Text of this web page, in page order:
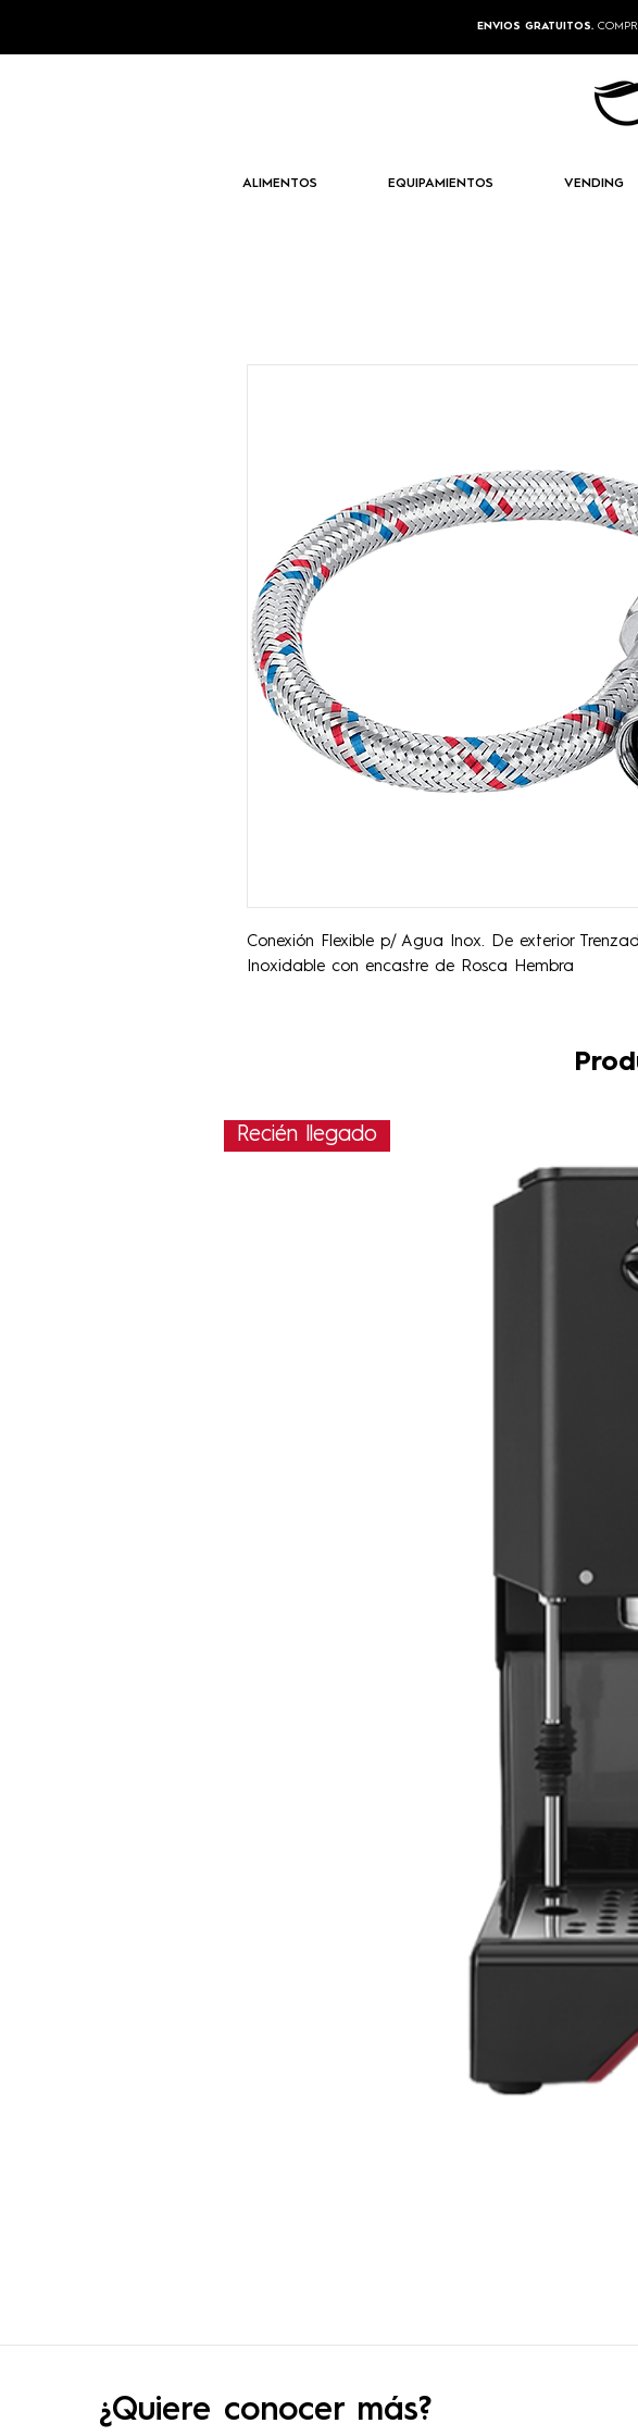
ENVIOS GRATUITOS.
ALIMENTOS EQUIPAMIENTOS VENDING
Conexión Flexible p/ Agua Inox. De exterior
Inoxidable con encastre de Rosca Hembra
Recién llegado
¿Quiere conocer más?